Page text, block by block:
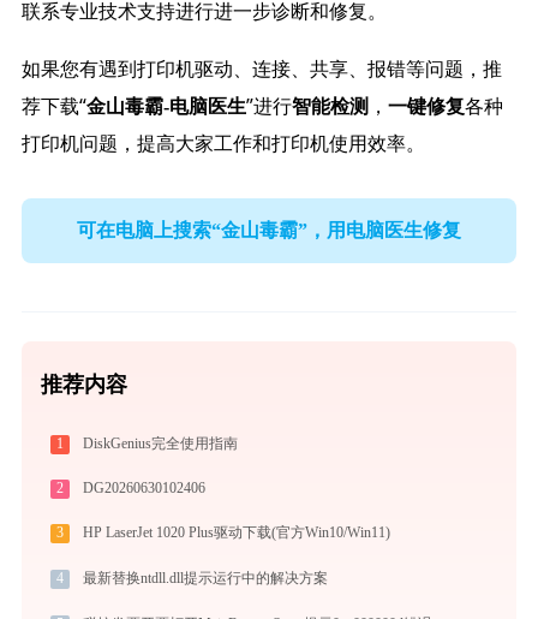
联系专业技术支持进行进一步诊断和修复。
如果您有遇到打印机驱动、连接、共享、报错等问题，推
荐下载“金山毒霸-电脑医生”进行智能检测， 一键修复各种
打印机问题，提高大家工作和打印机使用效率。
可在电脑上搜索“金山毒霸”，用电脑医生修复
推荐内容
1 DiskGenius完全使用指南
2 DG20260630102406
3 HP LaserJet 1020 Plus驱动下载(官方Win10/Win11)
4 最新替换ntdll.dll提示运行中的解决方案